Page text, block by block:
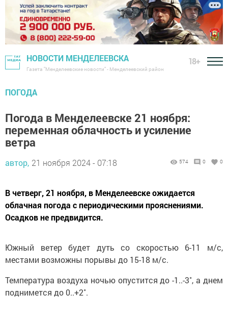
НОВОСТИ МЕНДЕЛЕЕВСКА
Газета "Менделеевские новости" - Менделеевский район
18+
ПОГОДА
Погода в Менделеевске 21 ноября:
переменная облачность и усиление
ветра
автор, 21 ноября 2024 - 07:18 574 0 0
В четверг, 21 ноября, в Менделеевске ожидается
облачная погода с периодическими прояснениями.
Осадков не предвидится.
Южный ветер будет дуть со скоростью 6-11 м/с,
местами возможны порывы до 15-18 м/с.
Температура воздуха ночью опустится до -1..-3˚, а днем
поднимется до 0..+2˚.